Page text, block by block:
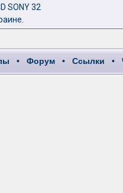
SONY 32
• Форум • Ссылки •